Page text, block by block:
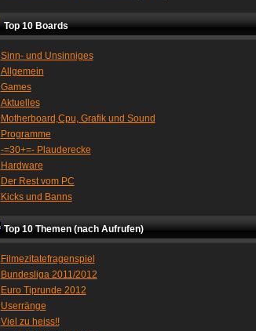
Top 10 Boards
Sinn- und Unsinniges
Allgemein
Games
Aktuelles
Motherboard,Cpu, Grafik und Sound
Programme
-=30+=- Plauderecke
Hardware
Der Rest vom PC
Kicks und Banns
Top 10 Themen (nach Aufrufen)
Filmezitatefragenspiel
Bundesliga 2011/2012
Euro Tiprunde 2012
Userränge
Viel zu heiss!!